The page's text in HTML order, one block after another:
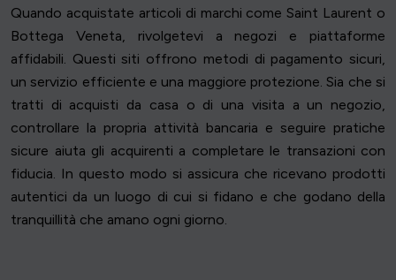
Quando acquistate articoli di marchi come Saint Laurent o
Bottega Veneta, rivolgetevi a negozi e piattaforme
affidabili. Questi siti offrono metodi di pagamento sicuri,
un servizio efficiente e una maggiore protezione. Sia che si
tratti di acquisti da casa o di una visita a un negozio,
controllare la propria attività bancaria e seguire pratiche
sicure aiuta gli acquirenti a completare le transazioni con
fiducia. In questo modo si assicura che ricevano prodotti
autentici da un luogo di cui si fidano e che godano della
tranquillità che amano ogni giorno.